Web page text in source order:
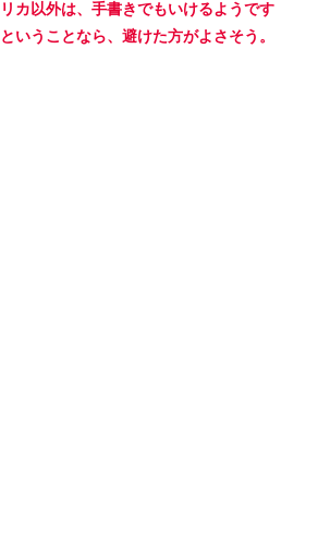
カ以外は、手書きでもいけるようです
いうことなら、避けた方がよさそう。